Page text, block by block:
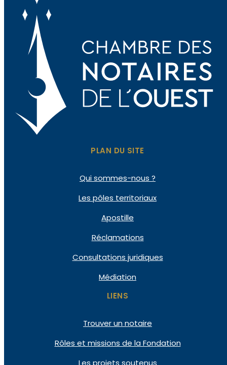
PLAN DU SITE
Quisommes-nous ?
Les pôles territoriaux
Apostille
Réclamations
Consultations juridiques
Médiation
LIENS
Trouver un notaire
Rôles et missions de la Fondation
Les projets soutenus